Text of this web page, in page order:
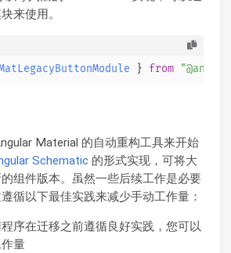
来使用。
} from
Material 的自动重构工具来开始
Schematic 的形式实现，可将大
组件版本。虽然一些后续工作是必要
循以下最佳实践来减少手动工作量：
序在迁移之前遵循良好实践，您可以
量